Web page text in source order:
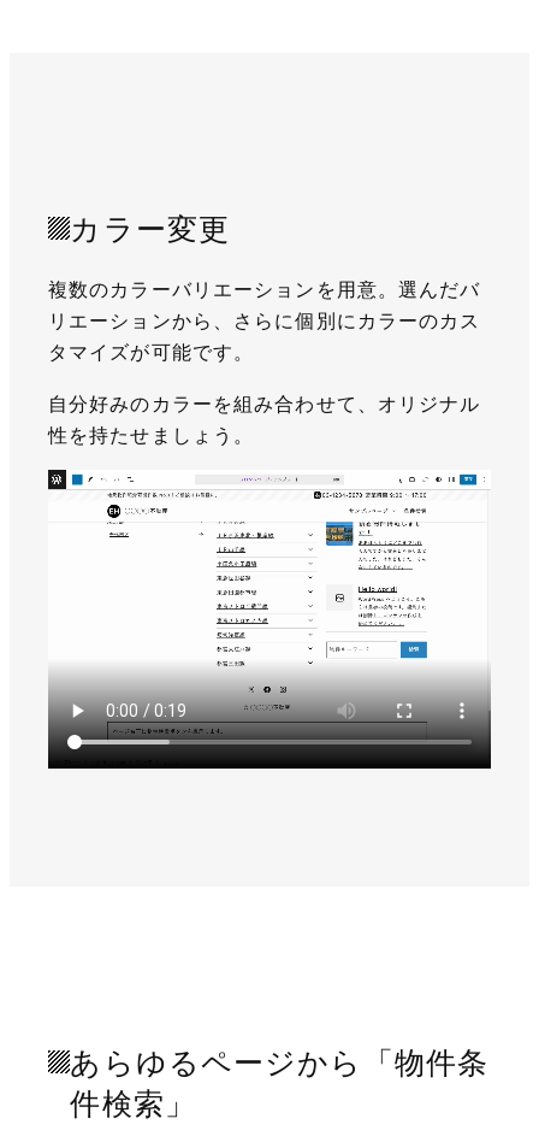
カラー変更
複数のカラーバリエーションを用意。選んだバ
リエーションから、さらに個別にカラーのカス
タマイズが可能です。
自分好みのカラーを組み合わせて、オリジナル
性を持たせましょう。
あらゆるページから「物件条
件検索」